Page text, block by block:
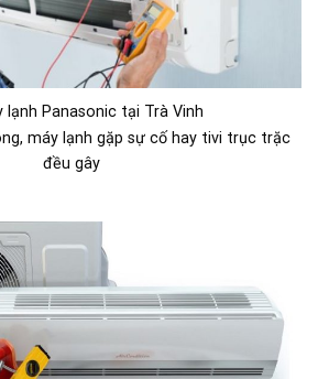
lạnh Panasonic tại Trà Vinh
máy lạnh gặp sự cố hay tivi trục trặc
đều gây